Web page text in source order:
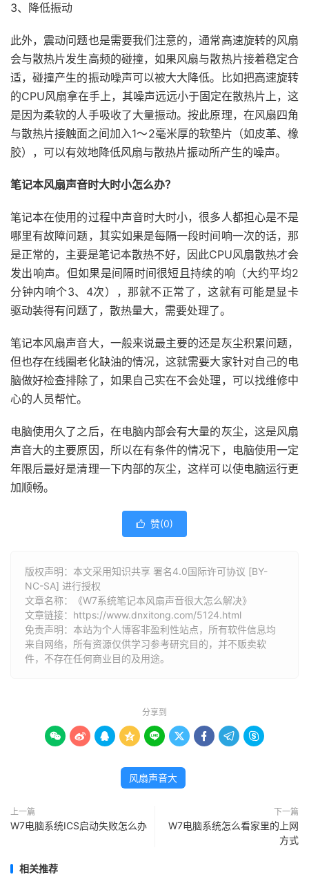
3、降低振动
此外，震动问题也是需要我们注意的，通常高速旋转的风扇
会与散热片发生高频的碰撞，如果风扇与散热片接着稳定合
适，碰撞产生的振动噪声可以被大大降低。比如把高速旋转
的CPU风扇拿在手上，其噪声远远小于固定在散热片上，这
是因为柔软的人手吸收了大量振动。按此原理，在风扇四角
与散热片接触面之间加入1～2毫米厚的软垫片（如皮革、橡
胶），可以有效地降低风扇与散热片振动所产生的噪声。
笔记本风扇声音时大时小怎么办？
笔记本在使用的过程中声音时大时小，很多人都担心是不是
哪里有故障问题，其实如果是每隔一段时间响一次的话，那
是正常的，主要是笔记本散热不好，因此CPU风扇散热才会
发出响声。但如果是间隔时间很短且持续的响（大约平均2
分钟内响个3、4次），那就不正常了，这就有可能是显卡
驱动装得有问题了，散热量大，需要处理了。
笔记本风扇声音大，一般来说最主要的还是灰尘积累问题，
但也存在线圈老化缺油的情况，这就需要大家针对自己的电
脑做好检查排除了，如果自己实在不会处理，可以找维修中
心的人员帮忙。
电脑使用久了之后，在电脑内部会有大量的灰尘，这是风扇
声音大的主要原因，所以在有条件的情况下，电脑使用一定
年限后最好是清理一下内部的灰尘，这样可以使电脑运行更
加顺畅。
 赞(0)
版权声明：本文采用知识共享 署名4.0国际许可协议 [BY-
NC-SA] 进行授权
文章名称：《W7系统笔记本风扇声音很大怎么解决》
文章链接： https://www.dnxitong.com/5124.html
免责声明：本站为个人博客非盈利性站点，所有软件信息均
来自网络，所有资源仅供学习参考研究目的，并不贩卖软
件，不存在任何商业目的及用途。
分享到
        
风扇声音大
上一篇
W7电脑系统ICS启动失败怎么办
下一篇
W7电脑系统怎么看家里的上网
方式
相关推荐